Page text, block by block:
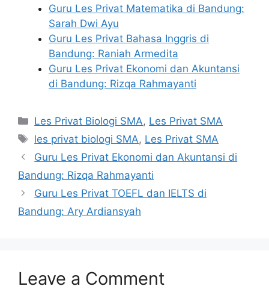
Guru Les Privat Matematika di Bandung:
Sarah Dwi Ayu
Guru Les Privat Bahasa Inggris di
Bandung: Raniah Armedita
Guru Les Privat Ekonomi dan Akuntansi
di Bandung: Rizqa Rahmayanti
Categories
Les Privat Biologi SMA, Les Privat SMA
Tags
les privat biologi SMA, Les Privat SMA
Guru Les Privat Ekonomi dan Akuntansi di
Bandung: Rizqa Rahmayanti
Guru Les Privat TOEFL dan IELTS di
Bandung: Ary Ardiansyah
Leave a Comment